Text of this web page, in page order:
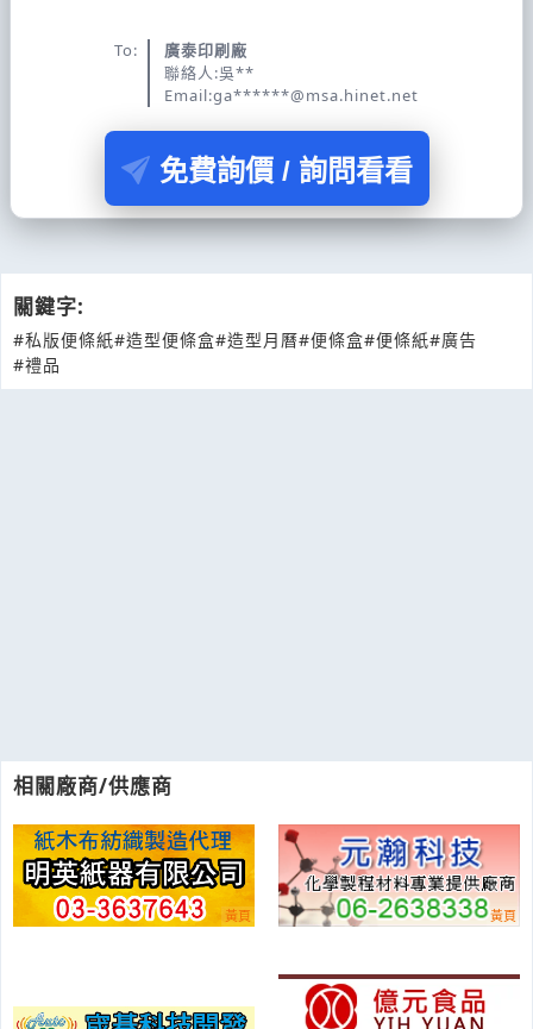
相關廠商/供應商
To:
廣泰印刷廠
聯絡人:吳**
Email:ga******@msa.hinet.net
免費詢價 / 詢問看看
關鍵字:
#私版便條紙#造型便條盒#造型月曆#便條盒#便條紙#廣告
#禮品